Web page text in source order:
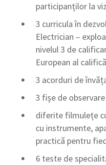
participanților la
3 curricula în
Electrician –
nivelul 3 de
European al
3 acorduri de
3 fișe de
diferite filmulețe
cu instrumente,
practică pentru
6 teste de